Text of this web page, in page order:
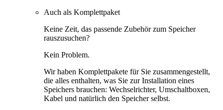
Auch als Komplettpaket
Keine Zeit, das passende Zubehör zum Speicher
rauszusuchen?
Kein Problem.
Wir haben Komplettpakete für Sie zusammengestellt,
die alles enthalten, was Sie zur Installation eines
Speichers brauchen: Wechselrichter, Umschaltboxen,
Kabel und natürlich den Speicher selbst.